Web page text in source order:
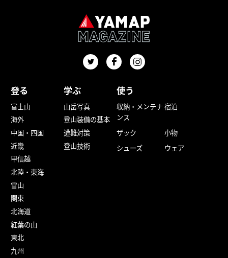
登る
富士山
海外
中国・四国
近畿
甲信越
北陸・東海
雪山
関東
北海道
紅葉の山
東北
九州
学ぶ
山岳写真
登山装備の基本
遭難対策
登山技術
使う
収納・メンテナ
ンス
宿泊
ザック
小物
シューズ
ウェア